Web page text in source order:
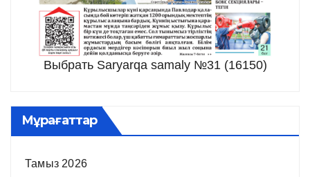
Выбрать Saryarqa samaly №31 (16150)
Мұрағаттар
Тамыз 2026